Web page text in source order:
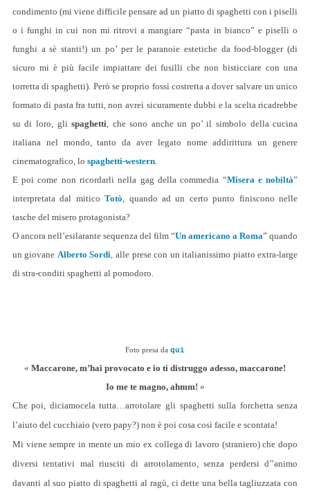
condimento (mi viene difficile pensare ad un piatto di spaghetti con i piselli
o i funghi in cui non mi ritrovi a mangiare “pasta in bianco” e piselli o
funghi a sè stanti!) un po’ per le paranoie estetiche da food-blogger (di
sicuro mi è più facile impiattare dei fusilli che non bisticciare con una
torretta di spaghetti). Però se proprio fossi costretta a dover salvare un unico
formato di pasta fra tutti, non avrei sicuramente dubbi e la scelta ricadrebbe
su di loro, glispaghetti, che sono anche un po’ il simbolo della cucina
italiana nel mondo, tanto da aver legato nome addirittura un genere
cinematografico, lo spaghetti-western.
E poi come non ricordarli nella gag della commedia “Misera e nobiltà”
interpretata dal miticoTotò, quando ad un certo punto finiscono nelle
tasche del misero protagonista?
O ancora nell’esilarante sequenza del film “Un americano a Roma” quando
un giovane Alberto Sordi, alle prese con un italianissimo piatto extra-large
di stra-conditi spaghetti al pomodoro.
Foto presa da qui
« Maccarone, m’hai provocato e io ti distruggo adesso, maccarone!
Io me te magno, ahmm! »
Che poi, diciamocela tutta…arrotolare gli spaghetti sulla forchetta senza
l’aiuto del cucchiaio (vero papy?) non è poi cosa così facile e scontata!
Mi viene sempre in mente un mio ex collega di lavoro (straniero) che dopo
diversi tentativi mal riusciti di arrotolamento, senza perdersi d’’animo
davanti al suo piatto di spaghetti al ragù, ci dette una bella tagliuzzata con